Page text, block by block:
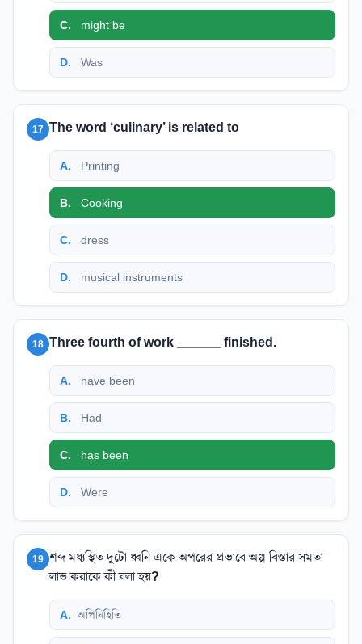
C. might be
D. Was
17 The word ‘culinary’ is related to
A. Printing
B. Cooking
C. dress
D. musical instruments
18 Three fourth of work ______ finished.
A. have been
B. Had
C. has been
D. Were
19 শব্দ মধ্যস্থিত দুটো ধ্বনি একে অপরের প্রভাবে অল্প বিস্তার সমতা
লাভ করাকে কী বলা হয়?
A. অপিনিহিতি